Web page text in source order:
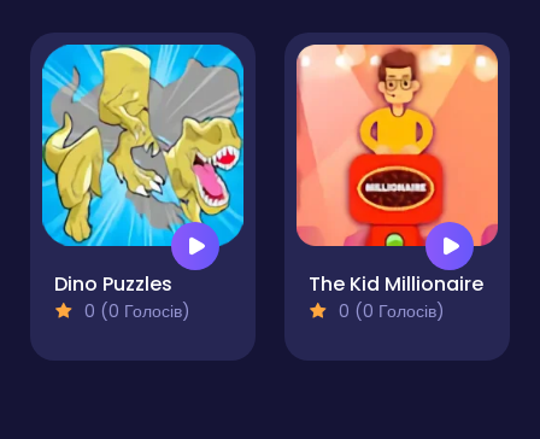
Dino Puzzles
0 (0 Голосів)
The Kid Millionaire
0 (0 Голосів)